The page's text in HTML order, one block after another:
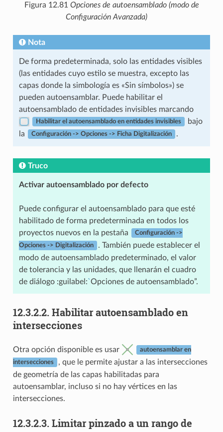
Figura 12.81 Opciones de autoensamblado (modo de
Configuración Avanzada)
Nota
De forma predeterminada, solo las entidades visibles
(las entidades cuyo estilo se muestra, excepto las
capas donde la simbología es «Sin símbolos») se
pueden autoensamblar. Puede habilitar el
autoensamblado de entidades invisibles marcando
Habilitar el autoensamblado en entidades invisibles
bajo
la
Configuración -> Opciones -> Ficha Digitalización .
Truco
Activar autoensamblado por defecto
Puede configurar el autoensamblado para que esté
habilitado de forma predeterminada en todos los
proyectos nuevos en la pestaña
Configuración ->
Opciones -> Digitalización
. También puede establecer el
modo de autoensamblado predeterminado, el valor
de tolerancia y las unidades, que llenarán el cuadro
de diálogo :guilabel:`Opciones de autoensamblado”.
12.3.2.2. Habilitar autoensamblado en
intersecciones
Otra opción disponible es usar autoensamblar en
intersecciones
, que le permite ajustar a las intersecciones
de geometría de las capas habilitadas para
autoensamblar, incluso si no hay vértices en las
intersecciones.
12.3.2.3. Limitar pinzado a un rango de